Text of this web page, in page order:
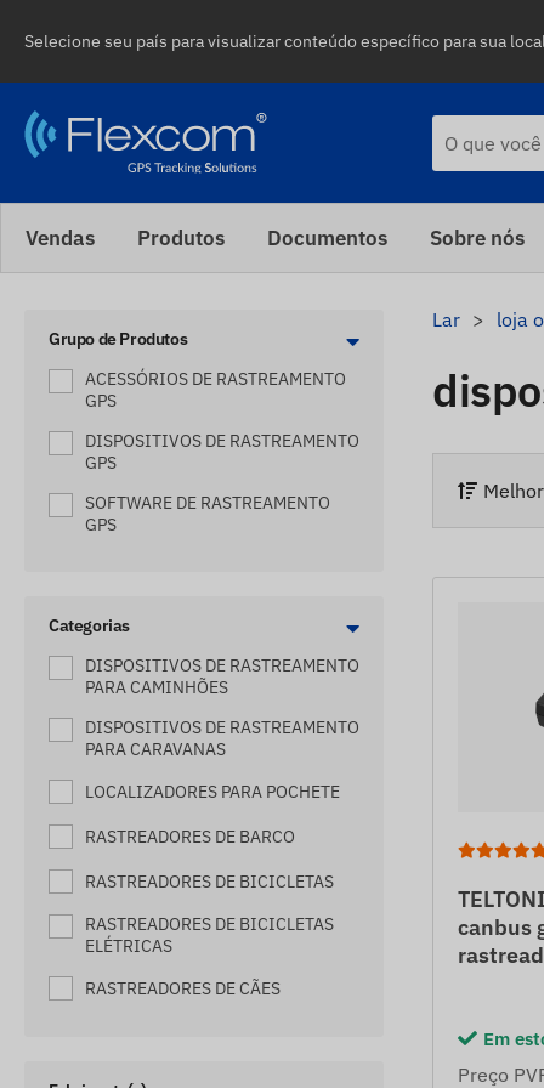
Selecione seu país para visualizar conteúdo específico para sua
Vendas Produtos Documentos Sobre nós
Grupo de Produtos
ACESSÓRIOS DE RASTREAMENTO
GPS
DISPOSITIVOS DE RASTREAMENTO
GPS
SOFTWARE DE RASTREAMENTO
GPS
Categorias
DISPOSITIVOS DE RASTREAMENTO
PARA CAMINHÕES
DISPOSITIVOS DE RASTREAMENTO
PARA CARAVANAS
LOCALIZADORES PARA POCHETE
RASTREADORES DE BARCO
RASTREADORES DE BICICLETAS
RASTREADORES DE BICICLETAS
ELÉTRICAS
RASTREADORES DE CÃES
Lar loja
canbus
Em
Preço